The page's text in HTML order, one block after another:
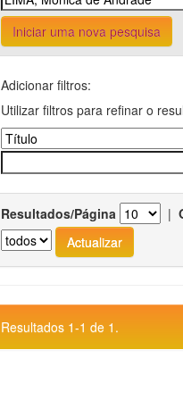
Iniciar uma nova pesquisa
Adicionar filtros:
Utilizar filtros para refinar o
Resultados/Página |
Resultados 1-1 de 1.